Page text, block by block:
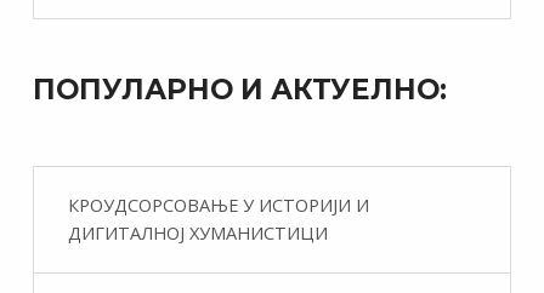
ПОПУЛАРНО И АКТУЕЛНО:
КРОУДСОРСОВАЊЕ У ИСТОРИЈИ И
ДИГИТАЛНОЈ ХУМАНИСТИЦИ